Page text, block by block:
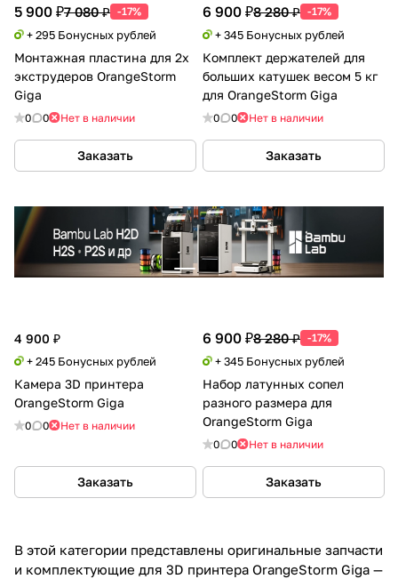
5 900 ₽7 080 ₽ -17%
+ 295 Бонусных рублей
Монтажная пластина для 2х
экструдеров OrangeStorm
Giga
0 0 Нет в наличии
Заказать
6 900 ₽8 280 ₽ -17%
+ 345 Бонусных рублей
Комплект держателей для
больших катушек весом 5 кг
для OrangeStorm Giga
0 0 Нет в наличии
Заказать
4 900 ₽
+ 245 Бонусных рублей
Камера 3D принтера
OrangeStorm Giga
0 0 Нет в наличии
Заказать
6 900 ₽8 280 ₽ -17%
+ 345 Бонусных рублей
Набор латунных сопел
разного размера для
OrangeStorm Giga
0 0 Нет в наличии
Заказать
В этой категории представлены оригинальные запчасти
и комплектующие для 3D принтера OrangeStorm Giga —